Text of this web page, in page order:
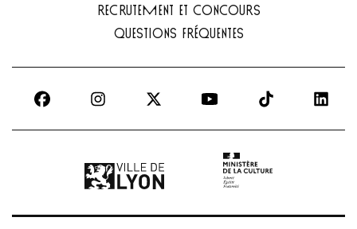
RECRUTEMENT ET CONCOURS
QUESTIONS FRÉQUENTES
Ville de Lyon | lien externeMinistère de la culture